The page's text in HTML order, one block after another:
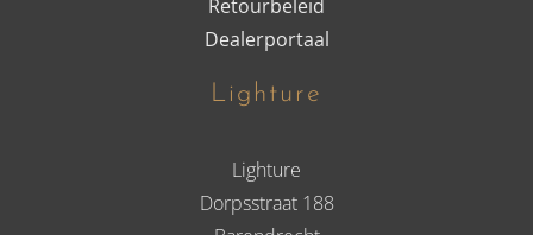
Retourbeleid
Dealerportaal
Lighture
Lighture
Dorpsstraat 188